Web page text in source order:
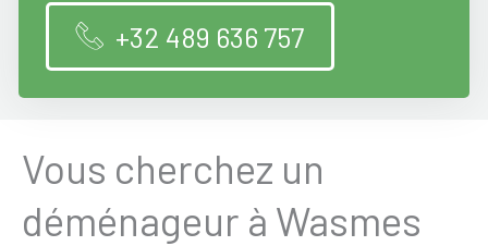
+32 489 636 757
Vous cherchez un
déménageur à Wasmes